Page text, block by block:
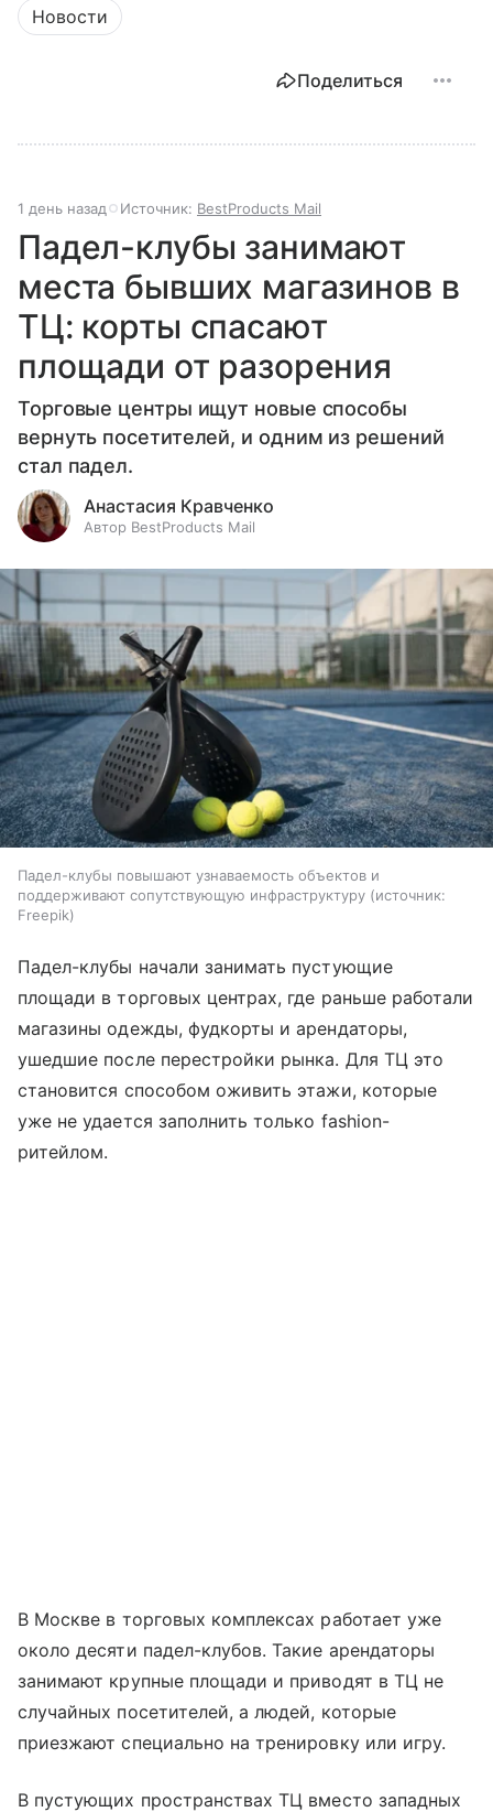
Новости
Поделиться
1 день назад Источник: BestProducts Mail
Падел-клубы занимают
места бывших магазинов в
ТЦ: корты спасают
площади от разорения
Торговые центры ищут новые способы
вернуть посетителей, и одним из решений
стал падел.
Анастасия Кравченко
Автор BestProducts Mail
Падел-клубы повышают узнаваемость объектов и
поддерживают сопутствующую инфраструктуру
источник:
Freepik
Падел-клубы начали занимать пустующие
площади в торговых центрах, где раньше работали
магазины одежды, фудкорты и арендаторы,
ушедшие после перестройки рынка. Для ТЦ это
становится способом оживить этажи, которые
уже не удается заполнить только fashion-
ритейлом.
В Москве в торговых комплексах работает уже
около десяти падел-клубов. Такие арендаторы
занимают крупные площади и приводят в ТЦ не
случайных посетителей, а людей, которые
приезжают специально на тренировку или игру.
В пустующих пространствах ТЦ вместо западных